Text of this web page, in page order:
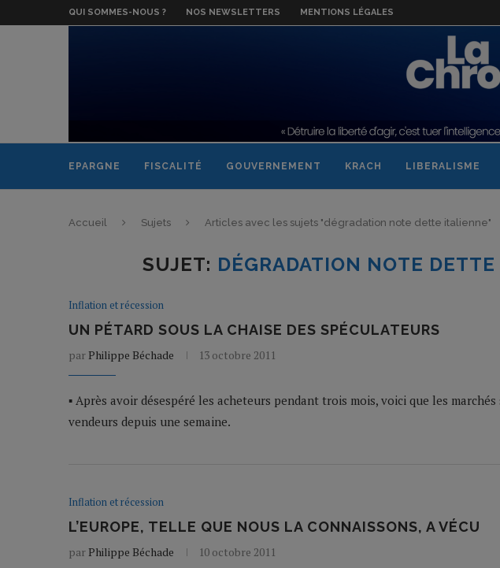
QUI SOMMES-NOUS ? NOS NEWSLETTERS MENTIONS LÉGALES
EPARGNE FISCALITÉ GOUVERNEMENT KRACH LIBERALISME
Accueil Sujets Articles avec les sujets "dégradation note dette italienne"
SUJET: DÉGRADATION NOTE
Inflation et récession
UN PÉTARD SOUS LA CHAISE DES SPÉCULATEURS
par Philippe Béchade 13 octobre 2011
▪ Après avoir désespéré les acheteurs pendant trois mois, voici que les
vendeurs depuis une semaine.
Inflation et récession
L’EUROPE, TELLE QUE NOUS LA CONNAISSONS, A VÉCU
par Philippe Béchade 10 octobre 2011